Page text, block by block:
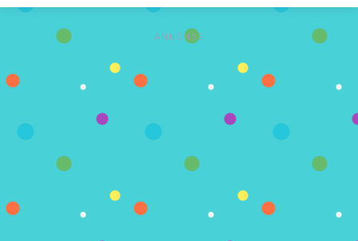
ANNONSE